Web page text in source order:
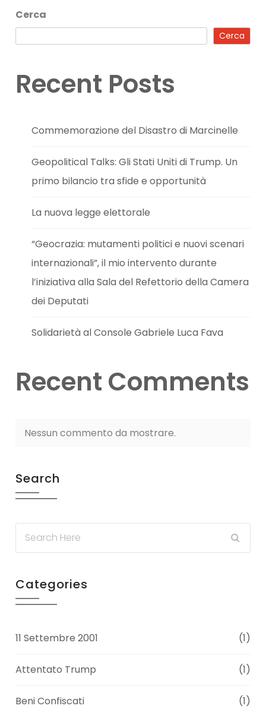
Cerca
Cerca
Recent Posts
Commemorazione del Disastro di Marcinelle
Geopolitical Talks: Gli Stati Uniti di Trump. Un
primo bilancio tra sfide e opportunità
La nuova legge elettorale
“Geocrazia: mutamenti politici e nuovi scenari
internazionali”, il mio intervento durante
l’iniziativa alla Sala del Refettorio della Camera
dei Deputati
Solidarietà al Console Gabriele Luca Fava
Recent Comments
Nessun commento da mostrare.
Search
Categories
11 Settembre 2001 (1)
Attentato Trump (1)
Beni Confiscati (1)